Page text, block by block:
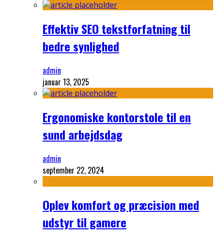
Effektiv SEO tekstforfatning til
bedre synlighed
admin
januar 13, 2025
Ergonomiske kontorstole til en
sund arbejdsdag
admin
september 22, 2024
Oplev komfort og præcision med
udstyr til gamere